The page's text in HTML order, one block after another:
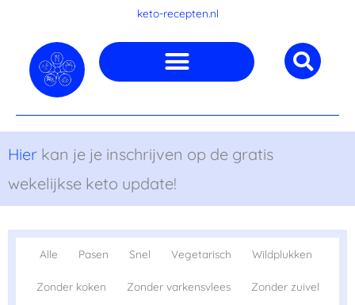
inhoud
keto-recepten.nl
Hier kan je je inschrijven op de gratis
wekelijkse keto update!
Alle Pasen Snel Vegetarisch Wildplukken
Zonder koken Zonder varkensvlees Zonder zuivel